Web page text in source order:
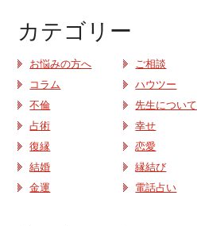
カテゴリー
お悩みの方へ ご相談
コラム
ハウツー
不倫
先生について
占術
幸せ
復縁
恋愛
結婚
縁結び
金運
電話占い